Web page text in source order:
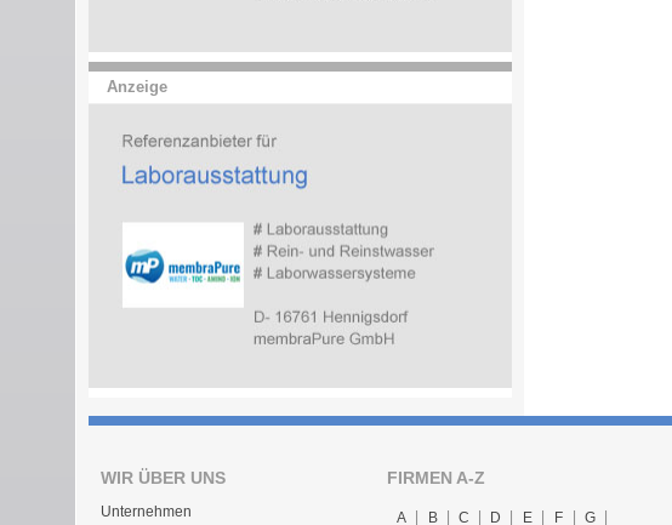
Anzeige
WIR ÜBER UNS
Unternehmen
FIRMEN A-Z
A B C D E F G